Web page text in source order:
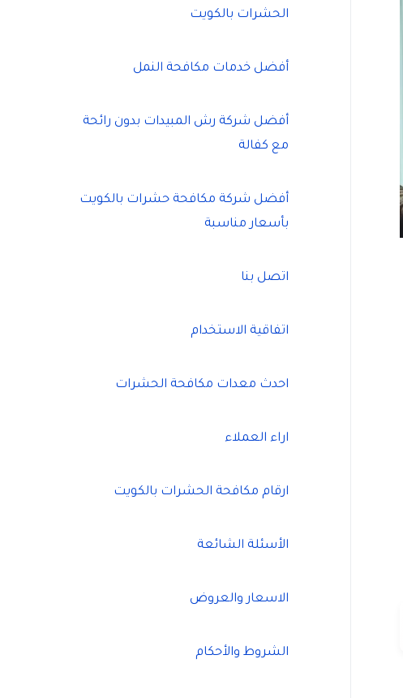
الحشرات بالكويت
أفضل خدمات مكافحة النمل
أفضل شركة رش المبيدات بدون رائحة
مع كفالة
أفضل شركة مكافحة حشرات بالكويت
بأسعار مناسبة
اتصل بنا
اتفاقية الاستخدام
احدث معدات مكافحة الحشرات
اراء العملاء
ارقام مكافحة الحشرات بالكويت
الأسئلة الشائعة
الاسعار والعروض
الشروط والأحكام